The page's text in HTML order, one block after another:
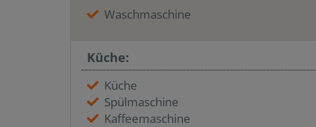
Waschmaschine
Küche:
Küche
Spülmaschine
Kaffeemaschine